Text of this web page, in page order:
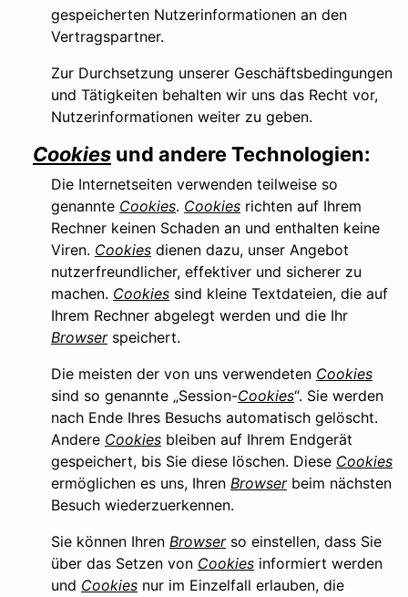
gespeicherten Nutzerinformationen an den
Vertragspartner.
Zur Durchsetzung unserer Geschäftsbedingungen
und Tätigkeiten behalten wir uns das Recht vor,
Nutzerinformationen weiter zu geben.
Cookies und andere Technologien:
Die Internetseiten verwenden teilweise so
genannte Cookies. Cookies richten auf Ihrem
Rechner keinen Schaden an und enthalten keine
Viren. Cookies dienen dazu, unser Angebot
nutzerfreundlicher, effektiver und sicherer zu
machen. Cookies sind kleine Textdateien, die auf
Ihrem Rechner abgelegt werden und die Ihr
Browserspeichert.
Die meisten der von uns verwendeten Cookies
sind so genannte „Session-Cookies“. Sie werden
nach Ende Ihres Besuchs automatisch gelöscht.
Andere Cookies bleiben auf Ihrem Endgerät
gespeichert, bis Sie diese löschen. Diese Cookies
ermöglichen es uns, Ihren Browserbeim nächsten
Besuch wiederzuerkennen.
Sie können Ihren Browserso einstellen, dass Sie
über das Setzen von Cookies informiert werden
und Cookies nur im Einzelfall erlauben, die